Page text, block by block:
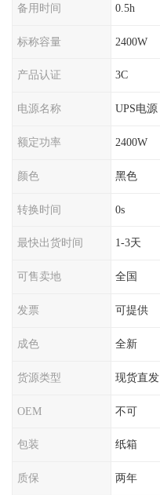
备用时间 0.5h
标称容量 2400W
产品认证 3C
电源名称 UPS电源
额定功率 2400W
颜色 黑色
转换时间 0s
最快出货时间 1-3天
可售卖地 全国
发票 可提供
成色 全新
货源类型 现货直发
OEM 不可
包装 纸箱
质保 两年